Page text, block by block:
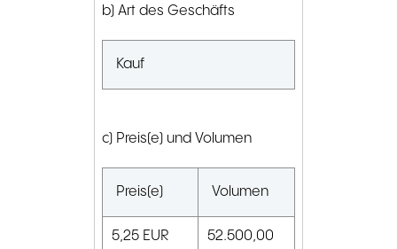
b) Art des Geschäfts
Kauf
c) Preis(e) und Volumen
Preis(e) Volumen
5,25 EUR
52.500,00